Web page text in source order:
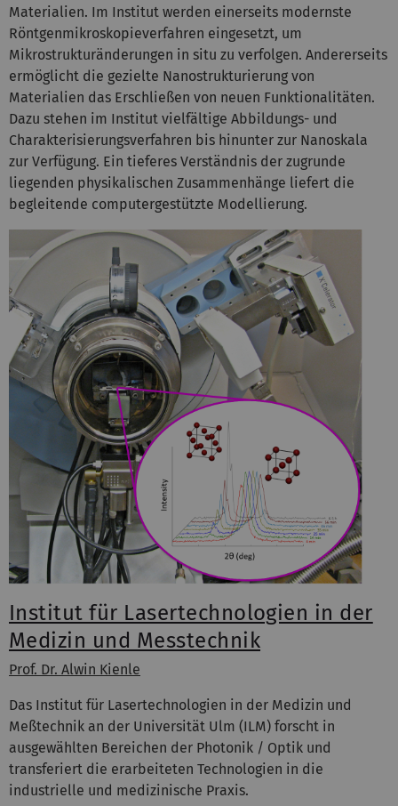
Materialien. Im Institut werden einerseits modernste
Röntgenmikroskopieverfahren eingesetzt, um
Mikrostrukturänderungen in situ zu verfolgen. Andererseits
ermöglicht die gezielte Nanostrukturierung von
Materialien das Erschließen von neuen Funktionalitäten.
Dazu stehen im Institut vielfältige Abbildungs- und
Charakterisierungsverfahren bis hinunter zur Nanoskala
zur Verfügung. Ein tieferes Verständnis der zugrunde
liegenden physikalischen Zusammenhänge liefert die
begleitende computergestützte Modellierung.
Institut für Lasertechnologien in der
Medizin und Messtechnik
Prof. Dr. Alwin Kienle
Das Institut für Lasertechnologien in der Medizin und
Meßtechnik an der Universität Ulm (ILM) forscht in
ausgewählten Bereichen der Photonik / Optik und
transferiert die erarbeiteten Technologien in die
industrielle und medizinische Praxis.